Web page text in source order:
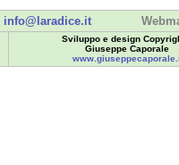
info@laradice.it
Sviluppo e design
Giuseppe Caporale